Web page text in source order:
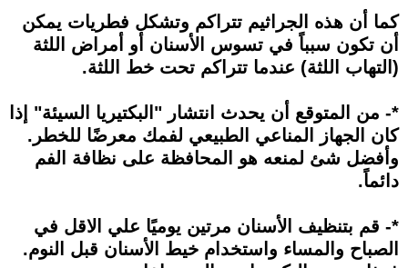
كما أن هذه الجراثيم تتراكم وتشكل فطريات يمكن
أن تكون سبباً في تسوس الأسنان أو أمراض اللثة
(التهاب اللثة) عندما تتراكم تحت خط اللثة.
*- من المتوقع أن يحدث انتشار "البكتيريا السيئة" إذا
كان الجهاز المناعي الطبيعي لفمك معرضًا للخطر.
وأفضل شئ لمنعه هو المحافظة على نظافة الفم
دائماً.
‎*- قم بتنظيف الأسنان مرتين يوميًا علي الاقل في
الصباح والمساء واستخدام خيط الأسنان قبل النوم.